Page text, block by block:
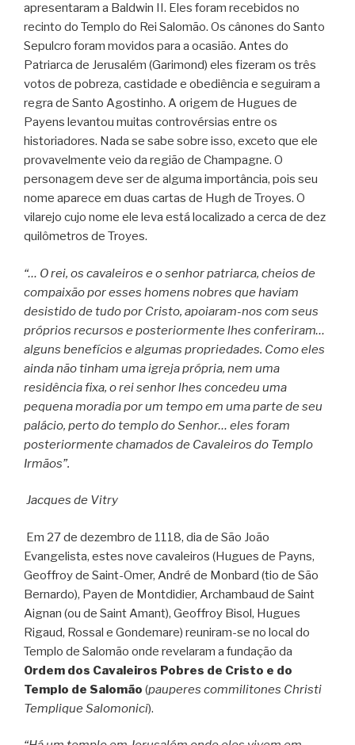
apresentaram a Baldwin II. Eles foram recebidos no
recinto do Templo do Rei Salomão. Os cânones do Santo
Sepulcro foram movidos para a ocasião. Antes do
Patriarca de Jerusalém (Garimond) eles fizeram os três
votos de pobreza, castidade e obediência e seguiram a
regra de Santo Agostinho. A origem de Hugues de
Payens levantou muitas controvérsias entre os
historiadores. Nada se sabe sobre isso, exceto que ele
provavelmente veio da região de Champagne. O
personagem deve ser de alguma importância, pois seu
nome aparece em duas cartas de Hugh de Troyes. O
vilarejo cujo nome ele leva está localizado a cerca de dez
quilômetros de Troyes.
“… O rei, os cavaleiros e o senhor patriarca, cheios de
compaixão por esses homens nobres que haviam
desistido de tudo por Cristo, apoiaram-nos com seus
próprios recursos e posteriormente lhes conferiram…
alguns benefícios e algumas propriedades. Como eles
ainda não tinham uma igreja própria, nem uma
residência fixa, o rei senhor lhes concedeu uma
pequena moradia por um tempo em uma parte de seu
palácio, perto do templo do Senhor… eles foram
posteriormente chamados de Cavaleiros do Templo
Irmãos”.
Jacques de Vitry
Em 27 de dezembro de 1118, dia de São João
Evangelista, estes nove cavaleiros (Hugues de Payns,
Geoffroy de Saint-Omer, André de Monbard (tio de São
Bernardo), Payen de Montdidier, Archambaud de Saint
Aignan (ou de Saint Amant), Geoffroy Bisol, Hugues
Rigaud, Rossal e Gondemare) reuniram-se no local do
Templo de Salomão onde revelaram a fundação da
Ordem dos Cavaleiros Pobres de Cristo e do
Templo de Salomão (pauperes commilitones Christi
Templique Salomonici).